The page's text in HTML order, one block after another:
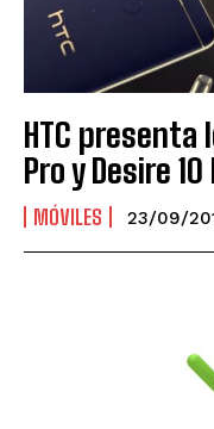
HTC presenta
Pro y Desire
MÓVILES 23/09/